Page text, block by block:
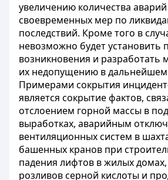
увеличению количества
своевременных мер по
последствий. Кроме того в
невозможно будет установить
возникновения и разработать
их недопущению в
Примерами сокрытия
является сокрытие фактов,
отслоением горной массы в
выработках, аварийным
вентиляционных систем в
башенных кранов при
падения лифтов в жилых
розливов серной кислоты и